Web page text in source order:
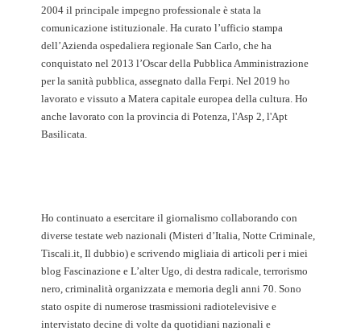
2004 il principale impegno professionale è stata la
comunicazione istituzionale. Ha curato l’ufficio stampa
dell’Azienda ospedaliera regionale San Carlo, che ha
conquistato nel 2013 l’Oscar della Pubblica Amministrazione
per la sanità pubblica, assegnato dalla Ferpi. Nel 2019 ho
lavorato e vissuto a Matera capitale europea della cultura. Ho
anche lavorato con la provincia di Potenza, l'Asp 2, l'Apt
Basilicata.
Ho continuato a esercitare il giornalismo collaborando con
diverse testate web nazionali (Misteri d’Italia, Notte Criminale,
Tiscali.it, Il dubbio) e scrivendo migliaia di articoli per i miei
blog Fascinazione e L’alter Ugo, di destra radicale, terrorismo
nero, criminalità organizzata e memoria degli anni 70. Sono
stato ospite di numerose trasmissioni radiotelevisive e
intervistato decine di volte da quotidiani nazionali e